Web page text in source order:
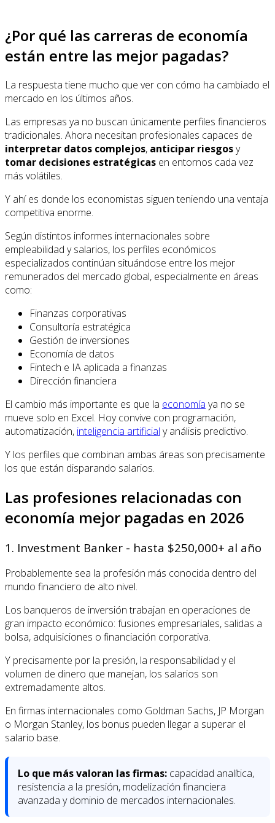
¿Por qué las carreras de economía
están entre las mejor pagadas?
La respuesta tiene mucho que ver con cómo ha cambiado el
mercado en los últimos años.
Las empresas ya no buscan únicamente perfiles financieros
tradicionales. Ahora necesitan profesionales capaces de
interpretar datos complejos, anticipar riesgosy
tomar decisiones estratégicas en entornos cada vez
más volátiles.
Y ahí es donde los economistas siguen teniendo una ventaja
competitiva enorme.
Según distintos informes internacionales sobre
empleabilidad y salarios, los perfiles económicos
especializados continúan situándose entre los mejor
remunerados del mercado global, especialmente en áreas
como:
Finanzas corporativas
Consultoría estratégica
Gestión de inversiones
Economía de datos
Fintech e IA aplicada a finanzas
Dirección financiera
El cambio más importante es que la economía ya no se
mueve solo en Excel. Hoy convive con programación,
automatización, inteligencia artificial y análisis predictivo.
Y los perfiles que combinan ambas áreas son precisamente
los que están disparando salarios.
Las profesiones relacionadas con
economía mejor pagadas en 2026
1. Investment Banker - hasta $250,000+ al año
Probablemente sea la profesión más conocida dentro del
mundo financiero de alto nivel.
Los banqueros de inversión trabajan en operaciones de
gran impacto económico: fusiones empresariales, salidas a
bolsa, adquisiciones o financiación corporativa.
Y precisamente por la presión, la responsabilidad y el
volumen de dinero que manejan, los salarios son
extremadamente altos.
En firmas internacionales como Goldman Sachs, JP Morgan
o Morgan Stanley, los bonus pueden llegar a superar el
salario base.
Lo que más valoran las firmas: capacidad analítica,
resistencia a la presión, modelización financiera
avanzada y dominio de mercados internacionales.